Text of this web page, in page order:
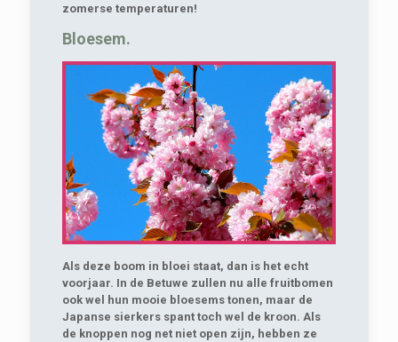
zomerse temperaturen!
Bloesem.
Als deze boom in bloei staat, dan is het echt
voorjaar. In de Betuwe zullen nu alle fruitbomen
ook wel hun mooie bloesems tonen, maar de
Japanse sierkers spant toch wel de kroon. Als
de knoppen nog net niet open zijn, hebben ze